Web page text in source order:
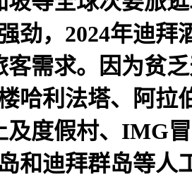
劲，2024年迪拜
需求。因为贫
哈利法塔、阿拉
及度假村、IMG
和迪拜群岛等人